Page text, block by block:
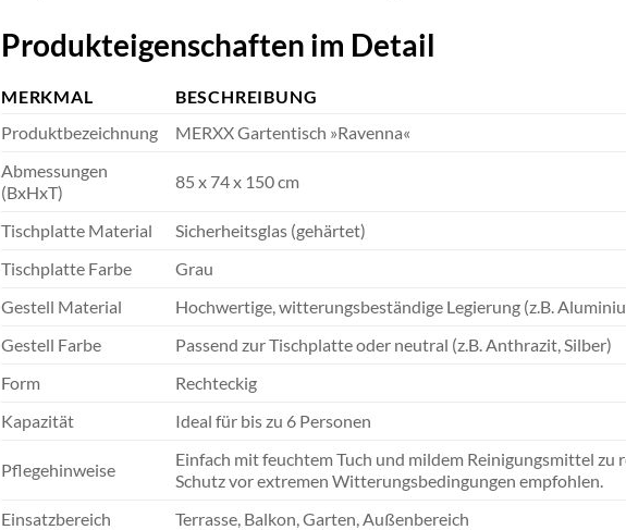
Produkteigenschaften im Detail
MERKMAL
BESCHREIBUNG
Produktbezeichnung
MERXX Gartentisch »Ravenna«
Abmessungen
(BxHxT)
85 x 74 x 150 cm
Tischplatte Material
Sicherheitsglas (gehärtet)
Tischplatte Farbe
Grau
Gestell Material
Hochwertige, witterungsbeständige Legierung (z.B.
Gestell Farbe
Passend zur Tischplatte oder neutral (z.B. Anthrazit, Silber)
Form
Rechteckig
Kapazität
Ideal für bis zu 6 Personen
Pflegehinweise
Einfach mit feuchtem Tuch und mildem Reinigungsmittel
Schutz vor extremen Witterungsbedingungen empfohlen.
Einsatzbereich
Terrasse, Balkon, Garten, Außenbereich